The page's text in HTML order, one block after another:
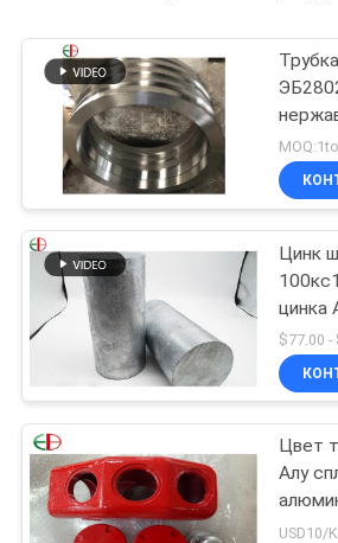
Цинк
цинка
цинка
Цвет
Алу